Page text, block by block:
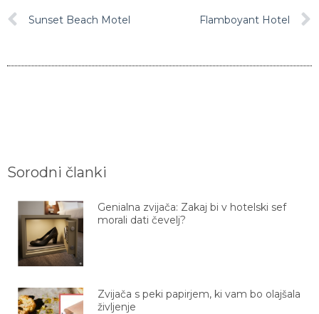
Sunset Beach Motel Flamboyant Hotel
Sorodni članki
Genialna zvijača: Zakaj bi v hotelski sef
morali dati čevelj?
Zvijača s peki papirjem, ki vam bo olajšala
življenje